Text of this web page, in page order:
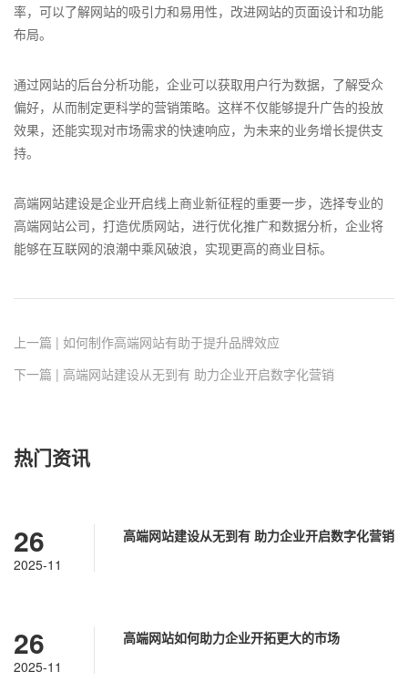
率，可以了解网站的吸引力和易用性，改进网站的页面设计和功能
布局。
通过网站的后台分析功能，企业可以获取用户行为数据，了解受众
偏好，从而制定更科学的营销策略。这样不仅能够提升广告的投放
效果，还能实现对市场需求的快速响应，为未来的业务增长提供支
持。
高端网站建设是企业开启线上商业新征程的重要一步，选择专业的
高端网站公司，打造优质网站，进行优化推广和数据分析，企业将
能够在互联网的浪潮中乘风破浪，实现更高的商业目标。
上一篇 | 如何制作高端网站有助于提升品牌效应
下一篇 | 高端网站建设从无到有 助力企业开启数字化营销
热门资讯
26
2025-11
高端网站建设从无到有 助力企业开启数字化营销
26
2025-11
高端网站如何助力企业开拓更大的市场